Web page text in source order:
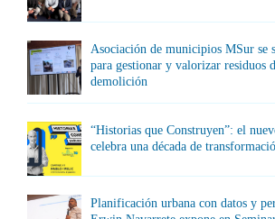
Asociación de municipios MSur se
para gestionar y valorizar residuos
demolición
“Historias que Construyen”: el
celebra una década de
Planificación urbana con datos y